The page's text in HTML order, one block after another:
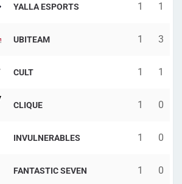
YALLA ESPORTS 1 1
UBITEAM 1 3
CULT 1 1
CLIQUE 1 0
INVULNERABLES 1 0
FANTASTIC SEVEN 1 0